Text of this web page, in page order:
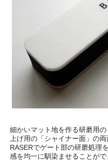
細かいマット地を作る研磨用
上げ用の「シャイナー面」の両
RASERでゲート部の研磨処理
感を均一に馴染ませることがで